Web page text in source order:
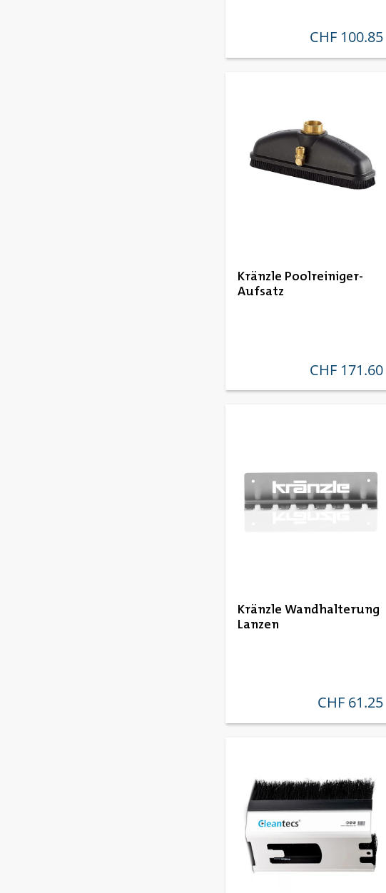
regulärer preis:
CHF 100.85
Kränzle Poolreiniger-
Aufsatz
regulärer preis:
CHF 171.60
Kränzle Wandhalterung
Lanzen
regulärer preis:
CHF 61.25